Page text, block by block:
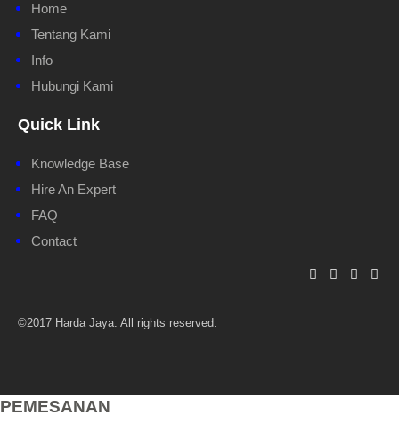
Home
Tentang Kami
Info
Hubungi Kami
Quick Link
Knowledge Base
Hire An Expert
FAQ
Contact
©2017 Harda Jaya. All rights reserved.
PEMESANAN